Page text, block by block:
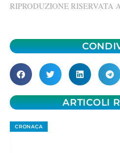
RIPRODUZIONE
ARTICOLI
CRONACA